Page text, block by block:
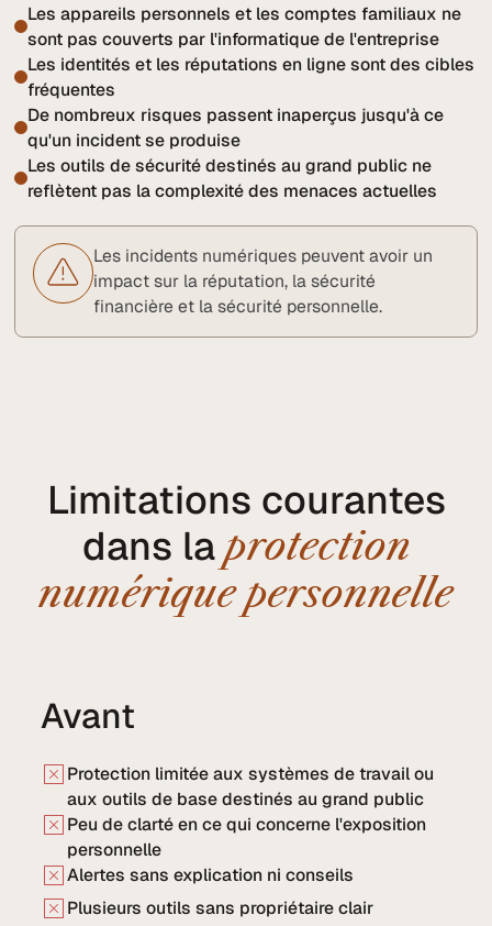
Les appareils personnels et les comptes familiaux ne
sont pas couverts par l'informatique de l'entreprise
Les identités et les réputations en ligne sont des cibles
fréquentes
De nombreux risques passent inaperçus jusqu'à ce
qu'un incident se produise
Les outils de sécurité destinés au grand public ne
reflètent pas la complexité des menaces actuelles
Les incidents numériques peuvent avoir un
impact sur la réputation, la sécurité
financière et la sécurité personnelle.
Limitations courantes
dans laprotection
numérique personnelle
Avant
Protection limitée aux systèmes de travail ou
aux outils de base destinés au grand public
Peu de clarté en ce qui concerne l'exposition
personnelle
Alertes sans explication ni conseils
Plusieurs outils sans propriétaire clair